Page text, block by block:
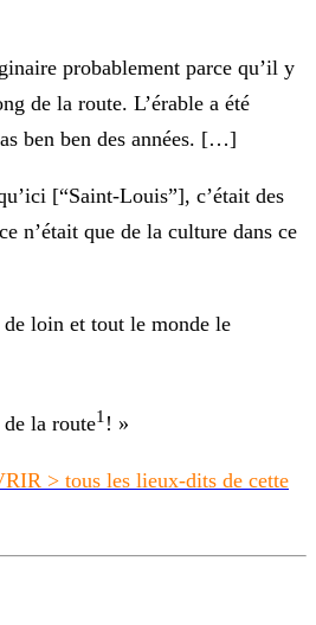
probablement parce qu’il y
de la route. L’érable a été
ben ben des années. […]
[“Saint-Louis”], c’était des
n’était que de la culture dans ce
loin et tout le monde le
la route1 ! »
> tous les lieux-dits de cette